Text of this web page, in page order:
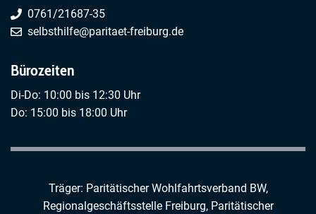
0761/21687-35
selbsthilfe@paritaet-freiburg.de
Bürozeiten
Di-Do: 10:00 bis 12:30 Uhr
Do: 15:00 bis 18:00 Uhr
Träger: Paritätischer Wohlfahrtsverband BW,
Regionalgeschäftsstelle Freiburg, Paritätischer